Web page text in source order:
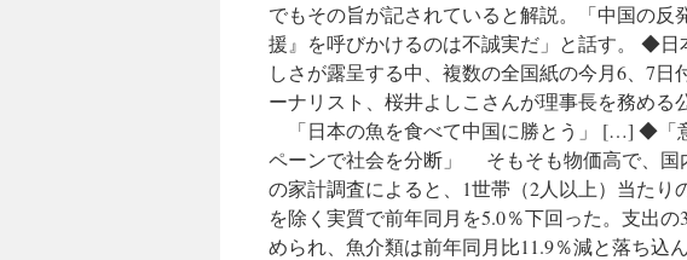
でもその旨が記されていると解説。「中国の
援』を呼びかけるのは不誠実だ」と話す。 ◆
しさが露呈する中、複数の全国紙の今月6、7
ーナリスト、桜井よしこさんが理事長を務める
「日本の魚を食べて中国に勝とう」 […] ◆「
ペーンで社会を分断」 そもそも物価高で、国
の家計調査によると、1世帯（2人以上）当たり
を除く実質で前年同月を5.0％下回った。支出
められ、魚介類は前年同月比11.9％減と落ち込